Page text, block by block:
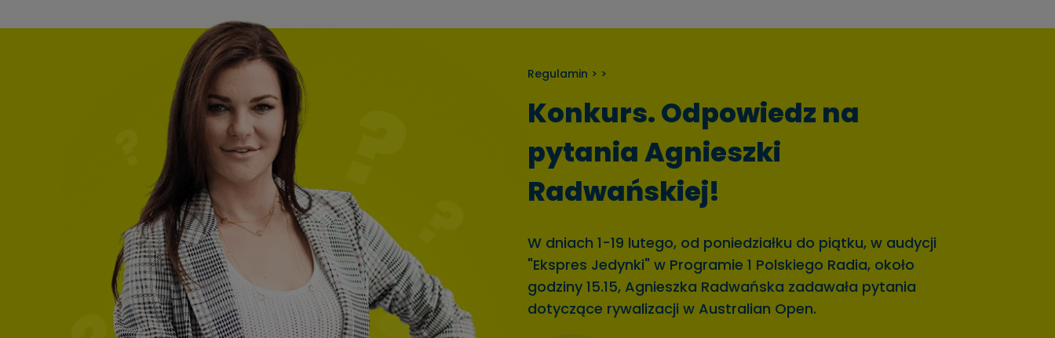
Regulamin > >
Konkurs. Odpowiedz na
pytania Agnieszki
Radwańskiej!
W dniach 1-19 lutego, od poniedziałku do piątku, w audycji
"Ekspres Jedynki" w Programie 1 Polskiego Radia, około
godziny 15.15, Agnieszka Radwańska zadawała pytania
dotyczące rywalizacji w Australian Open.